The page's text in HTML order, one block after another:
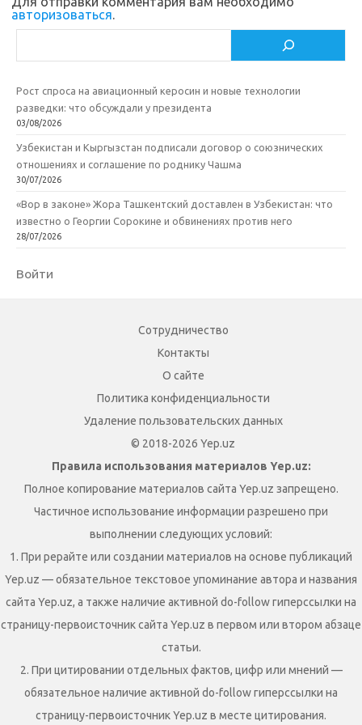
k
т
авторизоваться.
Рост спроса на авиационный керосин и новые технологии
разведки: что обсуждали у президента
03/08/2026
Узбекистан и Кыргызстан подписали договор о союзнических
отношениях и соглашение по роднику Чашма
30/07/2026
«Вор в законе» Жора Ташкентский доставлен в Узбекистан: что
известно о Георгии Сорокине и обвинениях против него
28/07/2026
Войти
Сотрудничество
Контакты
О сайте
Политика конфиденциальности
Удаление пользовательских данных
© 2018-2026 Yep.uz
Правила использования материалов Yep.uz:
Полное копирование материалов сайта Yep.uz запрещено.
Частичное использование информации разрешено при
выполнении следующих условий:
1. При рерайте или создании материалов на основе публикаций
Yep.uz — обязательное текстовое упоминание автора и названия
сайта Yep.uz, а также наличие активной do-follow гиперссылки на
страницу-первоисточник сайта Yep.uz в первом или втором абзаце
статьи.
2. При цитировании отдельных фактов, цифр или мнений —
обязательное наличие активной do-follow гиперссылки на
страницу-первоисточник Yep.uz в месте цитирования.